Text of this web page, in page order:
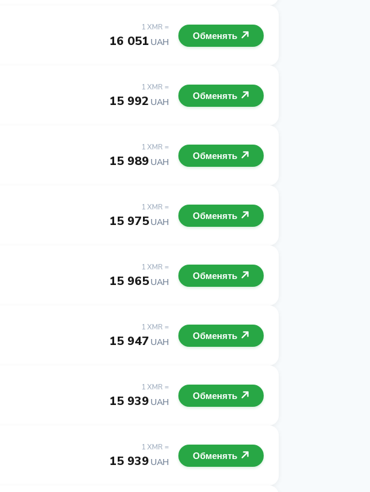
1 XMR =
16 051 UAH
Обменять
1 XMR =
15 992 UAH
Обменять
1 XMR =
15 989 UAH
Обменять
1 XMR =
15 975UAH
Обменять
1 XMR =
15 965UAH
Обменять
1 XMR =
15 947 UAH
Обменять
1 XMR =
15 939 UAH
Обменять
1 XMR =
15 939 UAH
Обменять